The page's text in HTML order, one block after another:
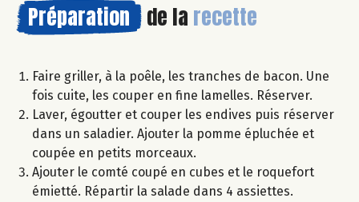
Préparation de la recette
Faire griller, à la poêle, les tranches de bacon. Une
fois cuite, les couper en fine lamelles. Réserver.
Laver, égoutter et couper les endives puis réserver
dans un saladier. Ajouter la pomme épluchée et
coupée en petits morceaux.
Ajouter le comté coupé en cubes et le roquefort
émietté. Répartir la salade dans 4 assiettes.